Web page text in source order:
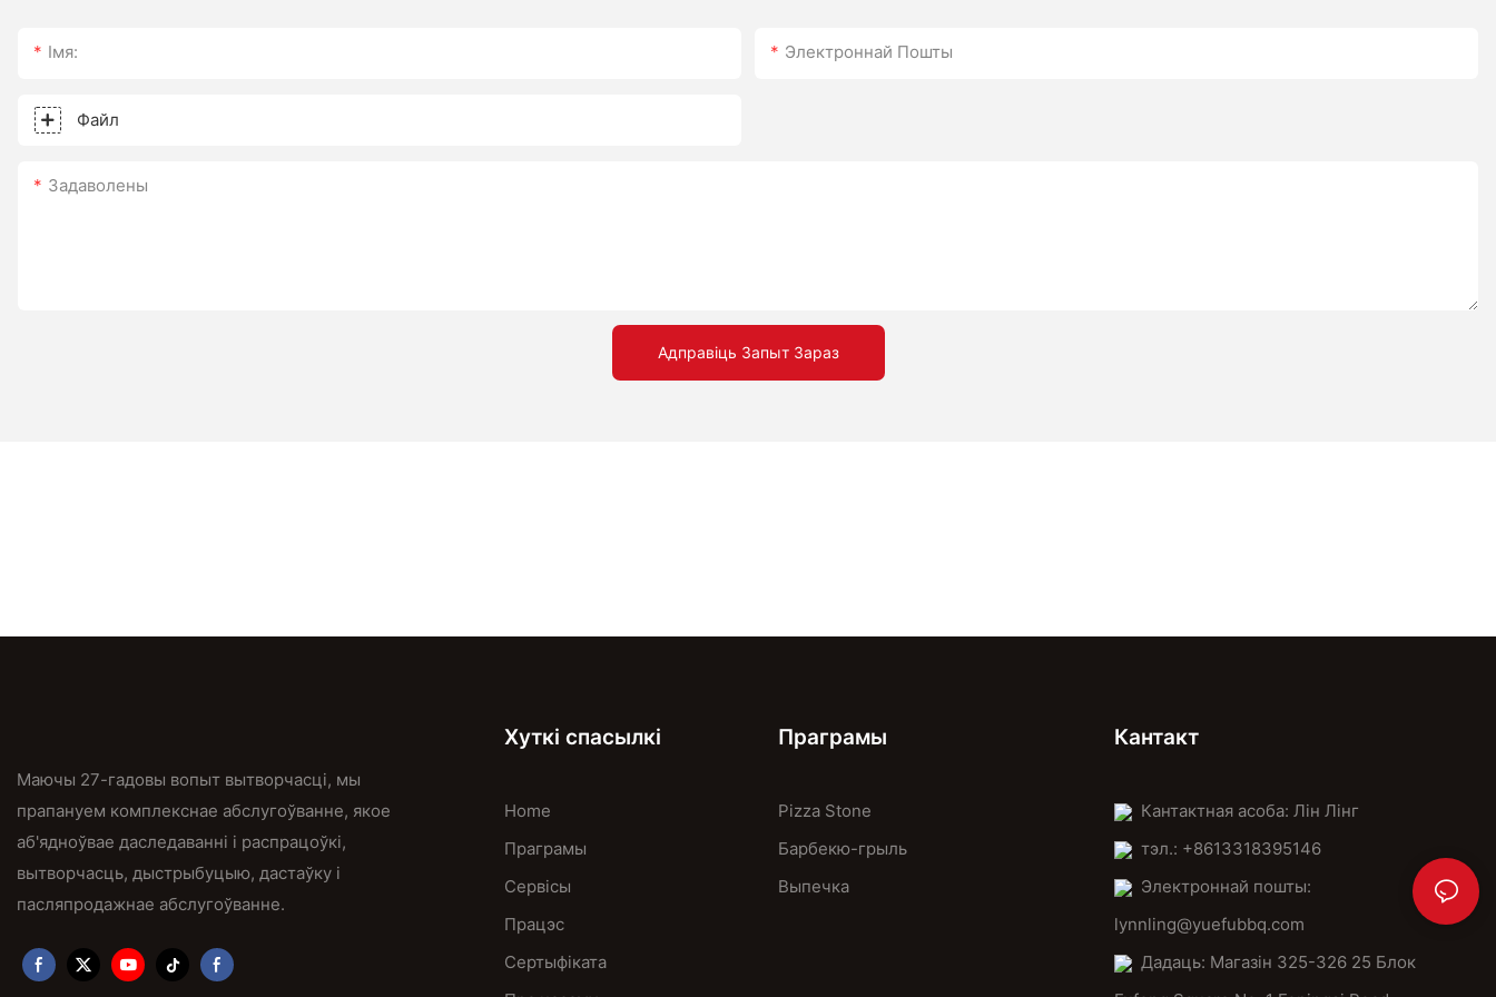
Імя: Электроннай Пошты
Файл
Задаволены
Адправіць Запыт Зараз
Маючы 27-гадовы вопыт вытворчасці, мы
прапануем комплекснае абслугоўванне, якое
аб'ядноўвае даследаванні і распрацоўкі,
вытворчасць, дыстрыбуцыю, дастаўку і
пасляпродажнае абслугоўванне.
Хуткі спасылкі
Home
Праграмы
Сервісы
Працэс
Сертыфіката
Праграмы
Pizza Stone
Барбекю-грыль
Выпечка
Кантакт
Кантактная асоба: Лін Лінг
тэл.: +8613318395146
Электроннай пошты:
lynnling@yuefubbq.com
Дадаць: Магазін 325-326 25 Блок